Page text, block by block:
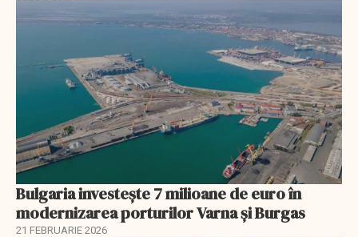
Bulgaria investește 7 milioane de euro în
modernizarea porturilor Varna și Burgas
21 FEBRUARIE 2026